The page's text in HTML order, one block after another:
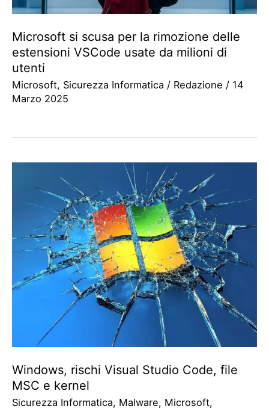
Microsoft si scusa per la rimozione delle
estensioni VSCode usate da milioni di
utenti
Microsoft, Sicurezza Informatica / Redazione / 14
Marzo 2025
Windows, rischi Visual Studio Code, file
MSC e kernel
Sicurezza Informatica, Malware, Microsoft,